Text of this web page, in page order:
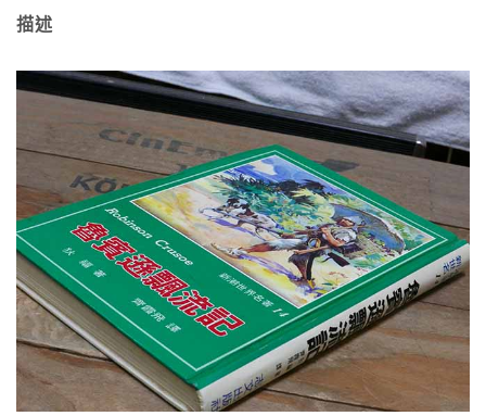
描述